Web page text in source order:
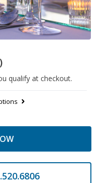
qualify at checkout.